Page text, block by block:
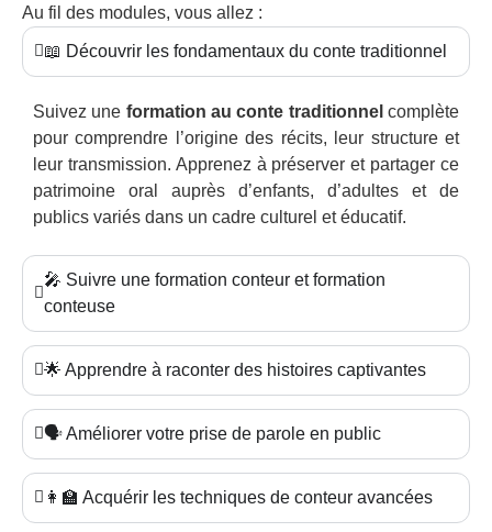
Au fil des modules, vous allez :
📖 Découvrir les fondamentaux du conte traditionnel
Suivez une formation au conte traditionnel complète
pour comprendre l’origine des récits, leur structure et
leur transmission. Apprenez à préserver et partager ce
patrimoine oral auprès d’enfants, d’adultes et de
publics variés dans un cadre culturel et éducatif.
🎤 Suivre une formation conteur et formation
conteuse
🌟 Apprendre à raconter des histoires captivantes
🗣️ Améliorer votre prise de parole en public
👩‍🏫 Acquérir les techniques de conteur avancées